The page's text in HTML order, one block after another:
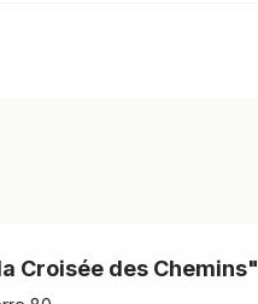
Croisée des Chemins"